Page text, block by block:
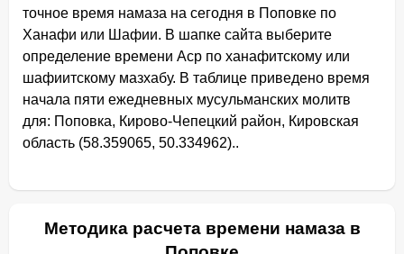
точное время намаза на сегодня в Поповке по
Ханафи или Шафии. В шапке сайта выберите
определение времени Аср по ханафитскому или
шафиитскому мазхабу. В таблице приведено время
начала пяти ежедневных мусульманских молитв
для: Поповка, Кирово-Чепецкий район, Кировская
область (58.359065, 50.334962)..
Методика расчета времени намаза в